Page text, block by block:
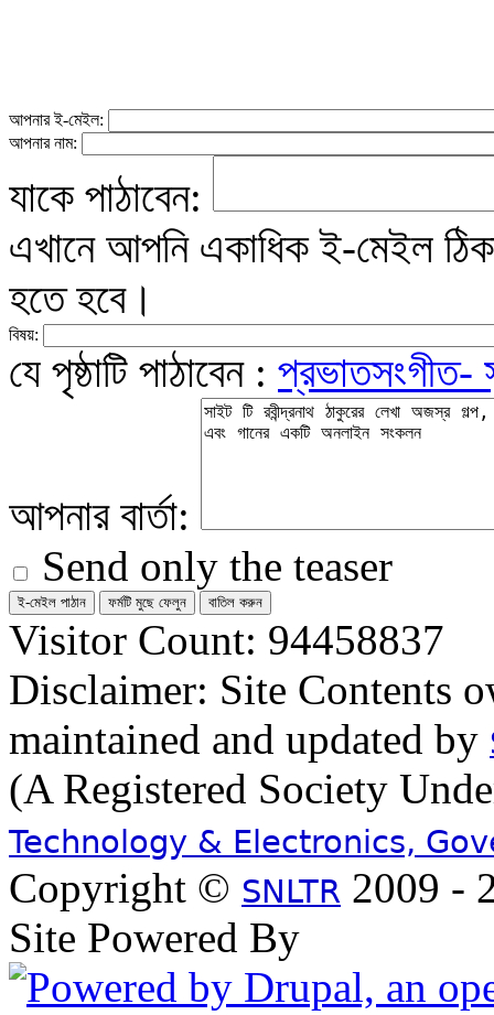
আপনার ই-মেইল:
আপনার নাম:
যাকে পাঠাবেন:
এখানে আপনি একাধিক ই-মেইল
হতে হবে।
বিষয়:
যে পৃষ্ঠাটি পাঠাবেন : প্রভাতসংগীত-
আপনার বার্তা:
Send only the teaser
Visitor Count: 94458837
Disclaimer: Site Contents
maintained and updated by
(A Registered Society
Technology & Electronics,
Copyright © SNLTR 2009 -
Site Powered By